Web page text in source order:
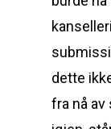
dette
fra nå av